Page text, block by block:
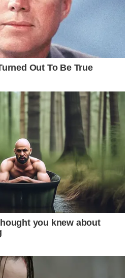
Out To Be True
you knew about